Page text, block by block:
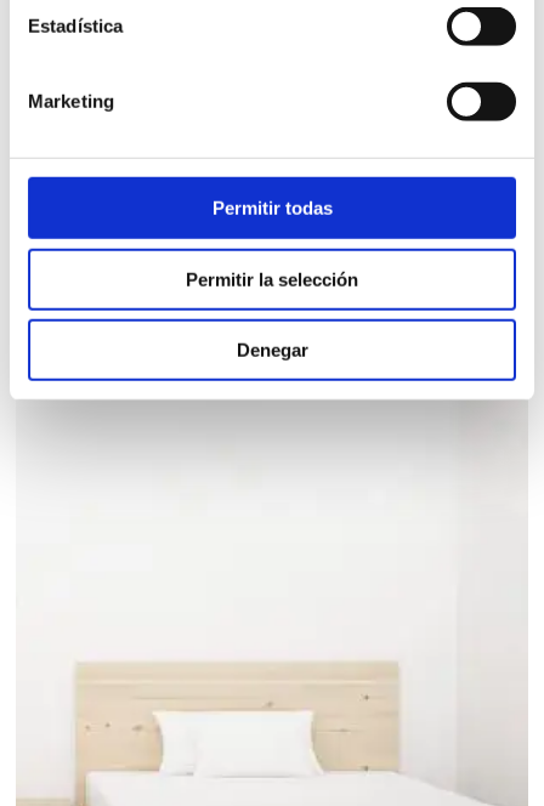
Estadística
Marketing
Permitir todas
Permitir la selección
Denegar
MÓDULO 4 PUERTAS SUOMI 90
Vitrina aparador 4 puertas 90cm.
1.240,00€
VER PRODUCTO